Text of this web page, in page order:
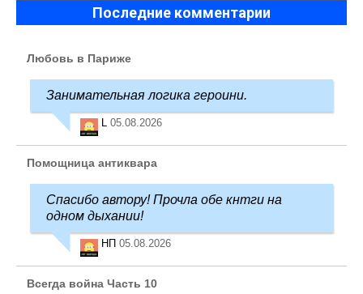
Последние комментарии
Любовь в Париже
Занимательная логика героини.
L 05.08.2026
Помощница антиквара
Спасибо автору! Прочла обе кнтги на
одном дыхании!
НП 05.08.2026
Всегда война Часть 10